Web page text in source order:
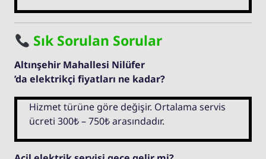
Sık Sorulan Sorular
Altınşehir Mahallesi Nilüfer
’da elektrikçi fiyatları ne kadar?
Hizmet türüne göre değişir. Ortalama servis
ücreti 300₺ – 750₺ arasındadır.